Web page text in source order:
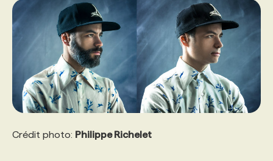
ANNONCEZ AVEC NOUS
Crédit photo: Philippe Richelet